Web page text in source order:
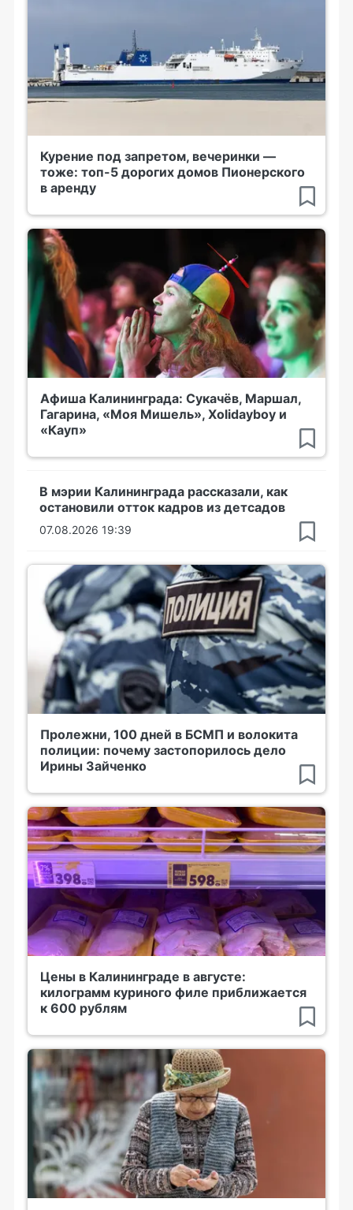
Курение под запретом, вечеринки —
тоже: топ-5 дорогих домов Пионерского
в аренду
Афиша Калининграда: Сукачёв, Маршал,
Гагарина, «Моя Мишель», Xolidayboy и
«Кауп»
В мэрии Калининграда рассказали, как
остановили отток кадров из детсадов
07.08.2026 19:39
Пролежни, 100 дней в БСМП и волокита
полиции: почему застопорилось дело
Ирины Зайченко
Цены в Калининграде в августе:
килограмм куриного филе приближается
к 600 рублям